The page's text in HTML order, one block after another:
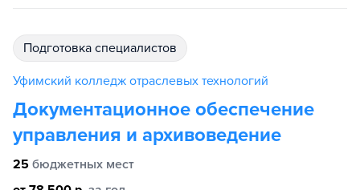
подготовка специалистов
Уфимский колледж отраслевых технологий
Документационное обеспечение
управления и архивоведение
25 бюджетных мест